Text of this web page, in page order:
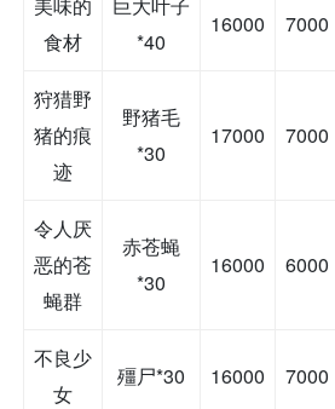
食材
*40
16000 7000
狩猎野
猪的痕
迹
野猪毛
*30
17000 7000
令人厌
恶的苍
蝇群
赤苍蝇
*30
16000 6000
不良少
女
殭尸*30 16000 7000